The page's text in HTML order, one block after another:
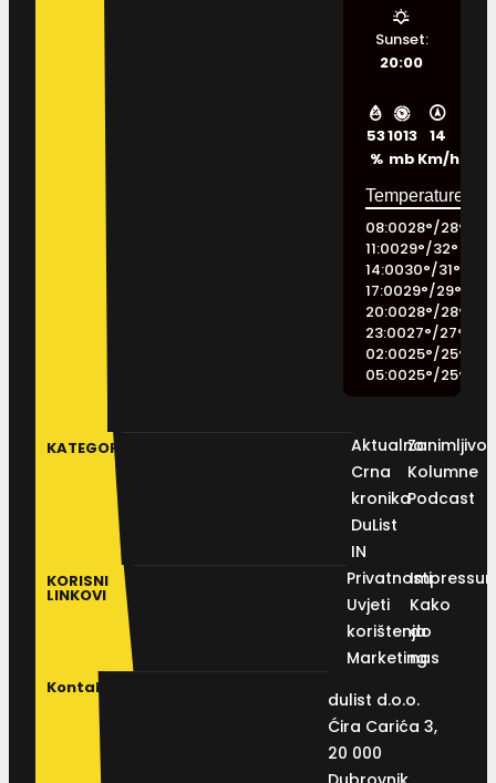
53
%
1013
mb
14
Km/h
Sunset:
20:00
08:0028°/28°
11:0029°/32°
14:0030°/31°
17:0029°/29°
20:0028°/28°
23:0027°/27°
02:0025°/25°
05:0025°/25°
KATEGORIJE
Aktualno
Crna
kronika
DuList
IN
Kolumne
Podcast
KORISNI
LINKOVI
Privatnosti
Uvjeti
korištenja
Marketing
Kako
do
nas
Kontakt
dulist d.o.o.
Ćira Carića 3,
20 000